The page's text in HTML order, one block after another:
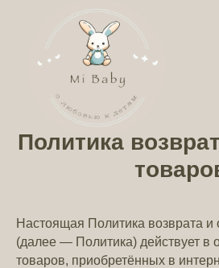
Политика
Настоящая Политика возврата и
(далее — Политика) действует в
товаров, приобретённых в